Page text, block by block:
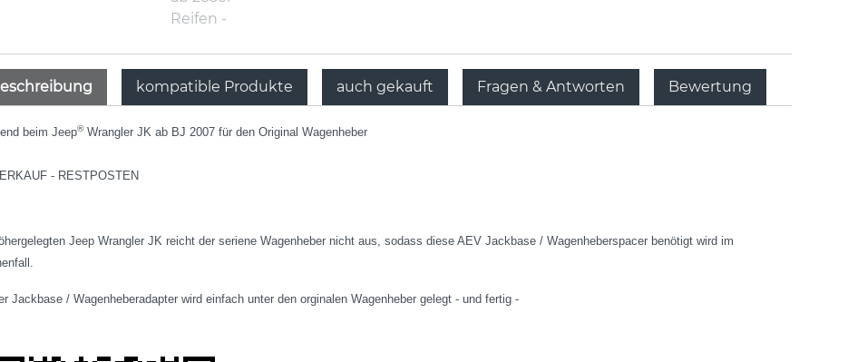
kompatible Produkte auch gekauft Fragen & Antworten Bewertung
beim Jeep®Wrangler JK ab BJ 2007 für den Original Wagenheber
- RESTPOSTEN
Jeep Wrangler JK reicht der seriene Wagenheber nicht aus, sodass diese AEV Jackbase / Wagenheberspacer benötigt wird im
Jackbase / Wagenheberadapter wird einfach unter den orginalen Wagenheber gelegt - und fertig -